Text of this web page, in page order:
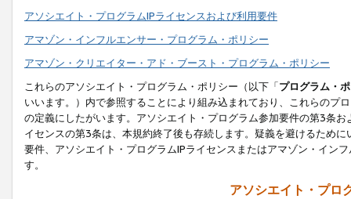
アソシエイト・プログラムIPライセンスおよび利用要件
アマゾン・インフルエンサー・プログラム・ポリシー
アマゾン・クリエイター・アド・ブースト・プログラム・ポリシー
これらのアソシエイト・プログラム・ポリシー（以下「プログラム・
いいます。）内で参照することにより組み込まれており、これらのプ
の定義にしたがいます。アソシエイト・プログラム参加要件の第3条
イセンスの第3条は、本規約終了後も存続します。疑義を避けるため
要件、アソシエイト・プログラムIPライセンスまたはアマゾン・イン
す。
アソシエイト・プロ